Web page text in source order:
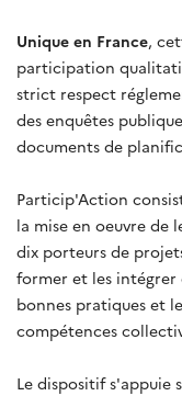
Unique en France,
participation
strict respect
des enquêtes
documents de
Particip'Action
la mise en oeuvre de
dix porteurs de
former et les intégrer
bonnes pratiques et
compétences
Le dispositif s'appuie